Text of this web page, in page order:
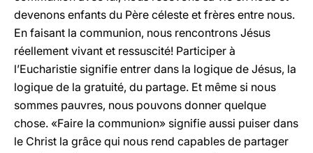
devenons enfants du Père céleste et frères entre nous.
En faisant la communion, nous rencontrons Jésus
réellement vivant et ressuscité! Participer à
l’Eucharistie signifie entrer dans la logique de Jésus, la
logique de la gratuité, du partage. Et même si nous
sommes pauvres, nous pouvons donner quelque
chose. «Faire la communion» signifie aussi puiser dans
le Christ la grâce qui nous rend capables de partager